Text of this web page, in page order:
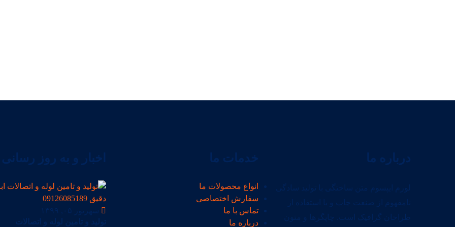
درباره ما
لورم ایپسوم متن ساختگی با تولید سادگی
نامفهوم از صنعت چاپ و با استفاده از
طراحان گرافیک است. چاپگرها و متون
خدمات ما
انواع محصولات ما
سفارش اختصاصی
تماس با ما
درباره ما
اخبار و به روز رسانی
شهریور ۰۵, ۱۳۹۹
تولید و تامین لوله و اتصالات